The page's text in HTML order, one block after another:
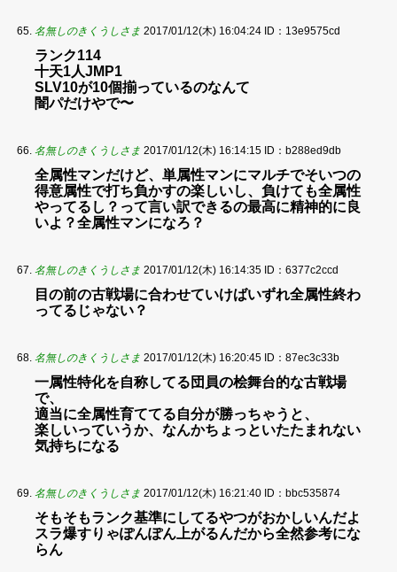
名無しのきくうしさま 2017/01/12(木) 16:04:24 ID：13e9575cd
ランク114
十天1人JMP1
SLV10が10個揃っているのなんて
闇パだけやで〜
名無しのきくうしさま 2017/01/12(木) 16:14:15 ID：b288ed9db
全属性マンだけど、単属性マンにマルチでそいつの
得意属性で打ち負かすの楽しいし、負けても全属性
やってるし？って言い訳できるの最高に精神的に良
いよ？全属性マンになろ？
名無しのきくうしさま 2017/01/12(木) 16:14:35 ID：6377c2ccd
目の前の古戦場に合わせていけばいずれ全属性終わ
ってるじゃない？
名無しのきくうしさま 2017/01/12(木) 16:20:45 ID：87ec3c33b
一属性特化を自称してる団員の桧舞台的な古戦場
で、
適当に全属性育ててる自分が勝っちゃうと、
楽しいっていうか、なんかちょっといたたまれない
気持ちになる
名無しのきくうしさま 2017/01/12(木) 16:21:40 ID：bbc535874
そもそもランク基準にしてるやつがおかしいんだよ
スラ爆すりゃぽんぽん上がるんだから全然参考にな
らん